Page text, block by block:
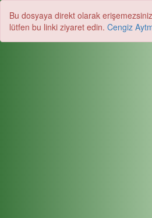
Bu dosyaya direkt olarak
lütfen bu linki ziyaret edin. Cengiz